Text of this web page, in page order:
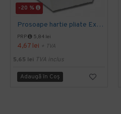
-20 %
Prosoape hartie pliate Expres Z fold, 160 buc / pachet, 2 straturi, 21 x 23 cm, 12 pac / bax, AQAS
PRP 5,84 lei
4,67 lei + TVA
5,65 lei TVA inclus
Adaugă în Coş